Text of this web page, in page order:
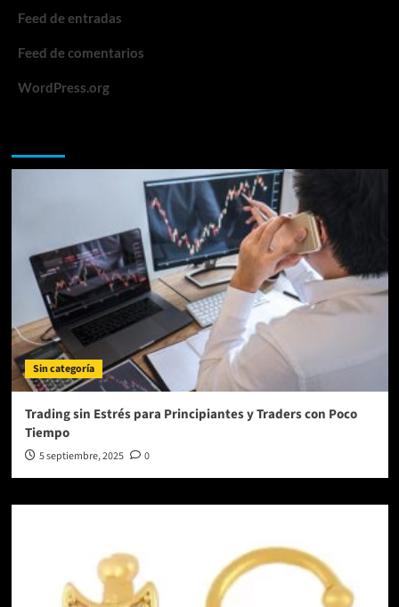
Feed de entradas
Feed de comentarios
WordPress.org
Sin categoría
Trading sin Estrés para Principiantes y Traders con Poco
Tiempo
5 septiembre, 2025 0